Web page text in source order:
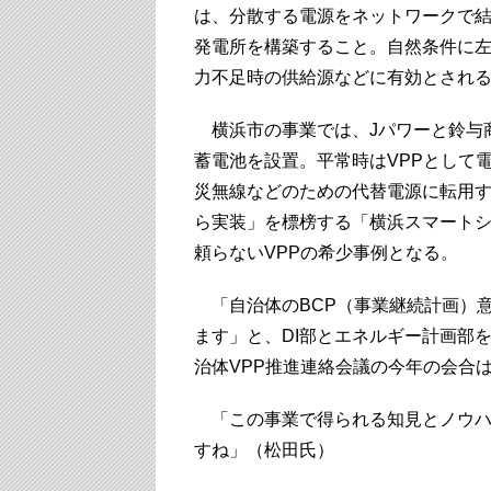
は、分散する電源をネットワークで
発電所を構築すること。自然条件に
力不足時の供給源などに有効とされ
横浜市の事業では、Jパワーと鈴与
蓄電池を設置。平常時はVPPとして
災無線などのための代替電源に転用
ら実装」を標榜する「横浜スマート
頼らないVPPの希少事例となる。
「自治体のBCP（事業継続計画）
ます」と、DI部とエネルギー計画部
治体VPP推進連絡会議の今年の会合
「この事業で得られる知見とノウ
すね」（松田氏）